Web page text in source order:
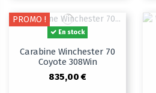
PROMO !
En stock
Carabine Winchester 70
Coyote 308Win
835,00 €